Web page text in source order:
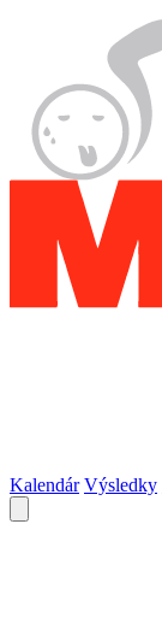
Kalendár Výsledky